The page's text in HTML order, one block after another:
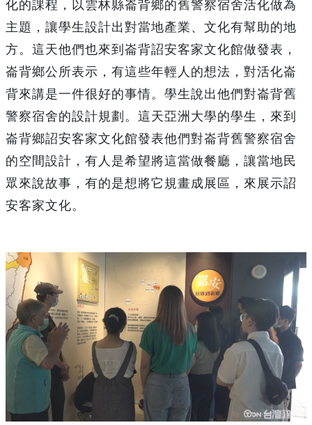
化的課程，以雲林縣崙背鄉的舊警察宿舍活化做為
主題，讓學生設計出對當地產業、文化有幫助的地
方。這天他們也來到崙背詔安客家文化館做發表，
崙背鄉公所表示，有這些年輕人的想法，對活化崙
背來講是一件很好的事情。學生說出他們對崙背舊
警察宿舍的設計規劃。這天亞洲大學的學生，來到
崙背鄉詔安客家文化館發表他們對崙背舊警察宿舍
的空間設計，有人是希望將這當做餐廳，讓當地民
眾來說故事，有的是想將它規畫成展區，來展示詔
安客家文化。